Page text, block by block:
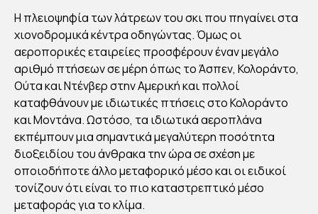
ΣΚΙ
ΠΑ
ΓΚ
ΟΣ
ΜΙΑ
ΘΕ
Η πλειοψηφία των λάτρεων του σκι που πηγαίνει στα
χιονοδρομικά κέντρα οδηγώντας. Όμως οι
αεροπορικές εταιρείες προσφέρουν έναν μεγάλο
αριθμό πτήσεων σε μέρη όπως το Άσπεν, Κολοράντο,
Ούτα και Ντένβερ στην Αμερική και πολλοί
καταφθάνουν με ιδιωτικές πτήσεις στο Κολοράντο
και Μοντάνα. Ωστόσο, τα ιδιωτικά αεροπλάνα
εκπέμπουν μια σημαντικά μεγαλύτερη ποσότητα
διοξειδίου του άνθρακα την ώρα σε σχέση με
οποιοδήποτε άλλο μεταφορικό μέσο και οι ειδικοί
τονίζουν ότι είναι το πιο καταστρεπτικό μέσο
μεταφοράς για το κλίμα.